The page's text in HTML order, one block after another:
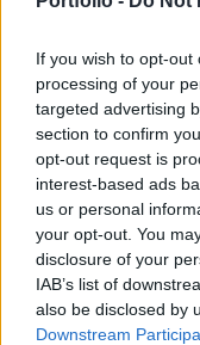
If you wish to opt-
processing of your
targeted advertising
section to confirm
opt-out request is
interest-based ads
us or personal
your opt-out. You
disclosure of your
IAB’s list of
also be disclosed by
Downstream
tett ma közzé az
egyaránt, melynek
mínuszban
Gyengébben
vártákA Hewlett-
milliárd dollárért
KEDVES